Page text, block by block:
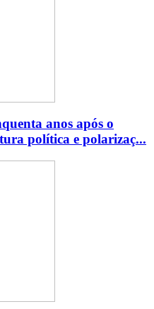
anos após o
política e polarizaç...